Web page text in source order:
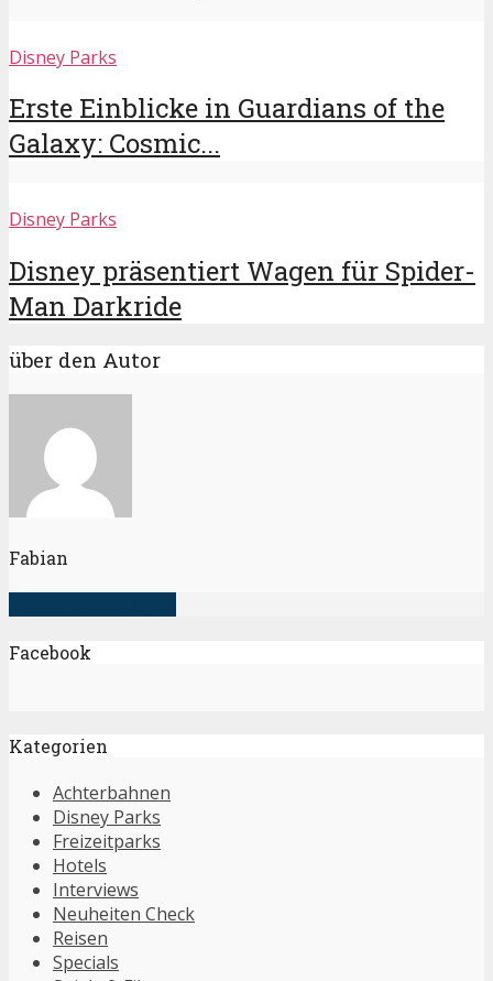
Disney Parks
Erste Einblicke in Guardians of the
Galaxy: Cosmic...
Disney Parks
Disney präsentiert Wagen für Spider-
Man Darkride
über den Autor
Fabian
Facebook
Kategorien
Achterbahnen
Disney Parks
Freizeitparks
Hotels
Interviews
Neuheiten Check
Reisen
Specials